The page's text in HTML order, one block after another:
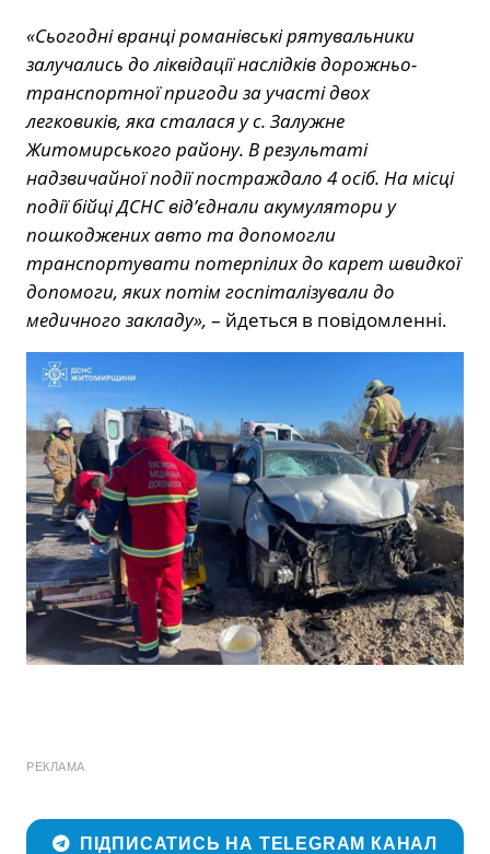
«Сьогодні вранці романівські рятувальники
залучались до ліквідації наслідків дорожньо-
транспортної пригоди за участі двох
легковиків, яка сталася у с. Залужне
Житомирського району. В результаті
надзвичайної події постраждало 4 осіб. На місці
події бійці ДСНС від’єднали акумулятори у
пошкоджених авто та допомогли
транспортувати потерпілих до карет швидкої
допомоги, яких потім госпіталізували до
медичного закладу», – йдеться в повідомленні.
РЕКЛАМА
ПІДПИСАТИСЬ НА TELEGRAM КАНАЛ